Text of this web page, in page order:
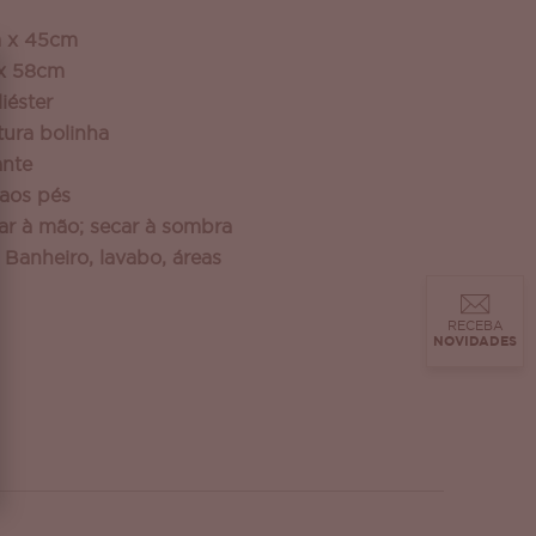
x 45cm
58cm
bolinha
pés
à mão; secar à sombra
Banheiro, lavabo, áreas
RECEBA
NOVIDADES